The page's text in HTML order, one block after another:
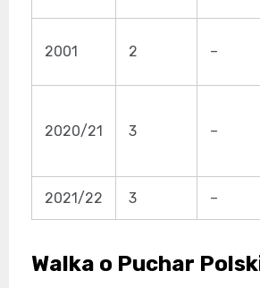
2001 2 –
2020/21 3 –
2021/22 3 –
Walka o Puchar